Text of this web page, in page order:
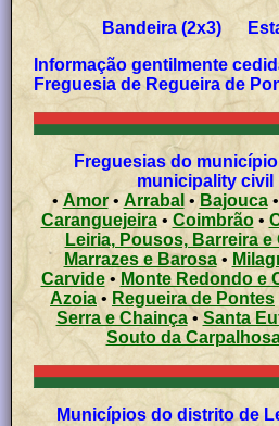
Bandeira (2x3)
Informação gentilmente
Freguesia de Regueira de
Freguesias do
municipality civil
•Amor• Arrabal • Bajouca•
Caranguejeira• Coimbrão•
Leiria, Pousos, Barreira e
Marrazes e Barosa•
Carvide• Monte Redondo e
Azoia • Regueira de Pontes
Serra e Chainça• Santa
Souto da
Municípios do distrito de